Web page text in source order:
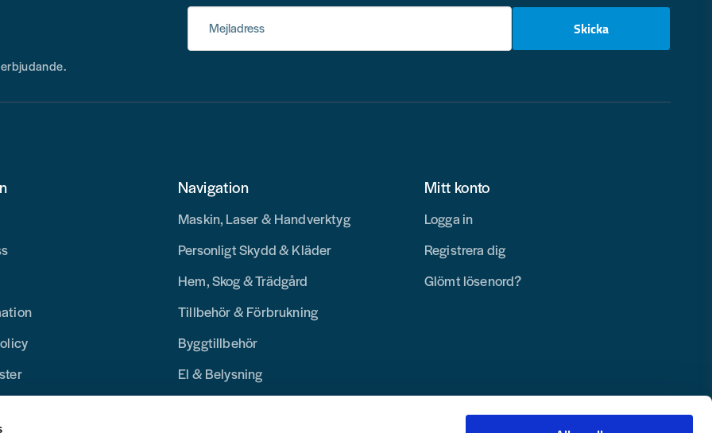
Mejladress Skicka
Navigation
Maskin, Laser & Handverktyg
Personligt Skydd & Kläder
Hem, Skog & Trädgård
Tillbehör & Förbrukning
Byggtillbehör
El & Belysning
Mitt konto
Logga in
Registrera dig
Glömt lösenord?